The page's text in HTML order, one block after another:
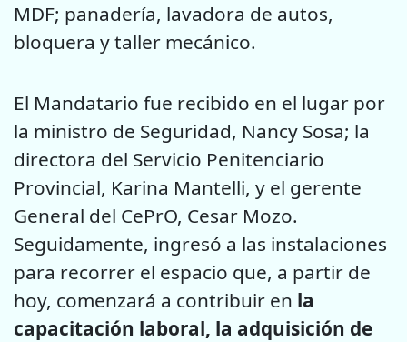
MDF; panadería, lavadora de autos,
bloquera y taller mecánico.
El Mandatario fue recibido en el lugar por
la ministro de Seguridad, Nancy Sosa; la
directora del Servicio Penitenciario
Provincial, Karina Mantelli, y el gerente
General del CePrO, Cesar Mozo.
Seguidamente, ingresó a las instalaciones
para recorrer el espacio que, a partir de
hoy, comenzará a contribuir en la
capacitación laboral, la adquisición de